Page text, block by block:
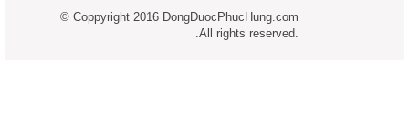
© Coppyright 2016 DongDuocPhucHung.com
.All rights reserved.